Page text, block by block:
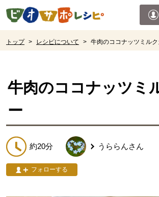
ページの先頭です。
トップ > レシピについて > 牛肉のココナッツミルク
牛肉のココナッツミ
ー
約20分 うららんさん
フォローする